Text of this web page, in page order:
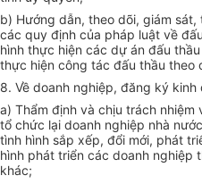
b) Hướng dẫn, theo dõi, giám
các quy định của pháp luật về
hình thực hiện các dự án đấu
thực hiện công tác đấu thầu theo
8. Về doanh nghiệp, đăng ký kinh
a) Thẩm định và chịu trách
tổ chức lại doanh nghiệp nhà
tình hình sắp xếp, đổi mới, phát
hình phát triển các doanh nghiệp
khác;